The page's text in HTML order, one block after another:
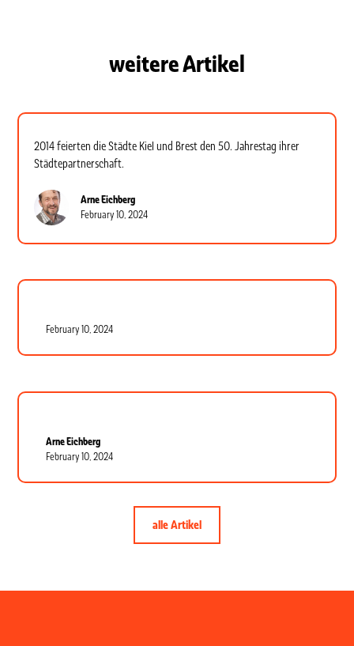
weitere Artikel
2014 feierten die Städte Kiel und Brest den 50. Jahrestag ihrer
Städtepartnerschaft.
Arne Eichberg
February 10, 2024
February 10, 2024
Arne Eichberg
February 10, 2024
alle Artikel